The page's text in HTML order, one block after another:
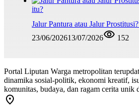
Jalur Pantura atau Jalur
23/06/202613/07/2026 152
Portal Liputan Warga metropolitan
dinamika sosial-politik, ekonomi kreatif,
komunitas, budaya, dan ragam cerita unik